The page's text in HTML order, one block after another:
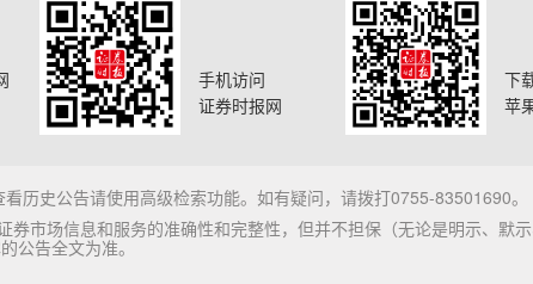
手机访问
证券时报网
下
苹
历史公告请使用高级检索功能。如有疑问，请拨打0755-83501690。
券市场信息和服务的准确性和完整性，但并不担保（无论是明示、默
公告全文为准。